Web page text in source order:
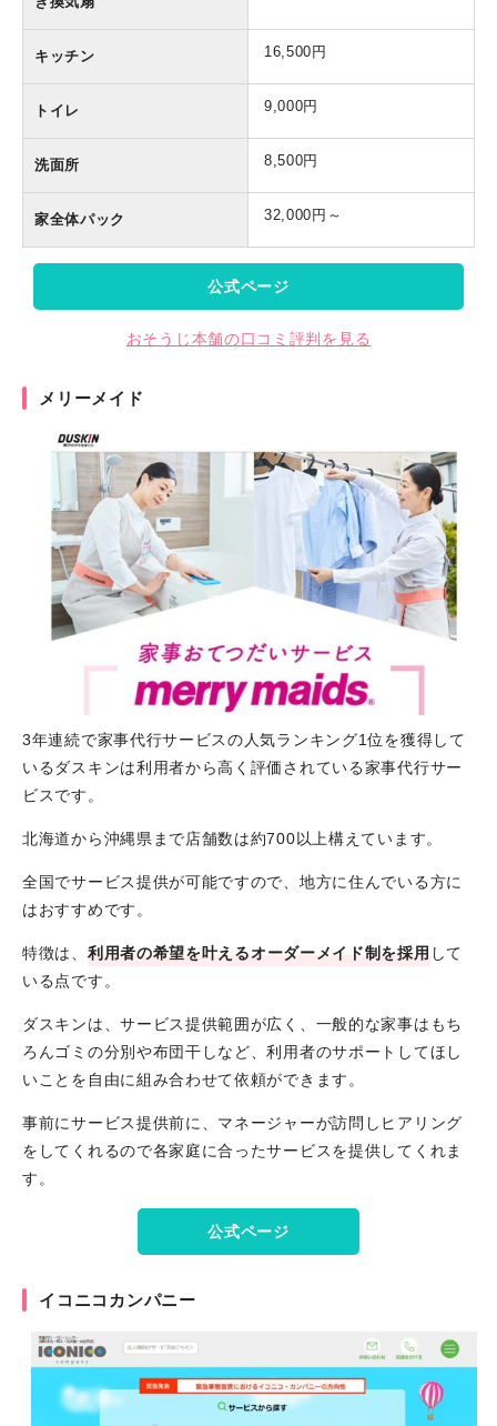
キッチン 16,500円
トイレ 9,000円
洗面所 8,500円
家全体パック 32,000円～
公式ページ
おそうじ本舗の口コミ評判を見る
メリーメイド
3年連続で家事代行サービスの人気ランキング1位を獲得して
いるダスキンは利用者から高く評価されている家事代行サー
ビスです。
北海道から沖縄県まで店舗数は約700以上構えています。
全国でサービス提供が可能ですので、地方に住んでいる方に
はおすすめです。
特徴は、 利用者の希望を叶えるオーダーメイド制を採用 して
いる点です。
ダスキンは、サービス提供範囲が広く、一般的な家事はもち
ろんゴミの分別や布団干しなど、利用者のサポートしてほし
いことを自由に組み合わせて依頼ができます。
事前にサービス提供前に、マネージャーが訪問しヒアリング
をしてくれるので各家庭に合ったサービスを提供してくれま
す。
公式ページ
イコニコカンパニー